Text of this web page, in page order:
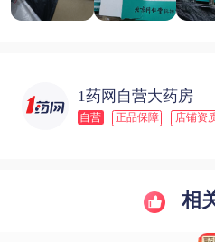
1药网自营大药房
自营 正品保障 店铺资
相